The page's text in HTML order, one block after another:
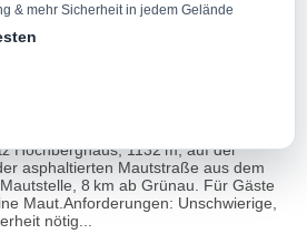
m
Hochberghaus, 1132 m, auf der
asphaltierten Mautstraße aus dem
8 km ab Grünau. Für Gäste
Maut.Anforderungen: Unschwierige,
nötig...
& mehr Sicherheit in jedem Gelände